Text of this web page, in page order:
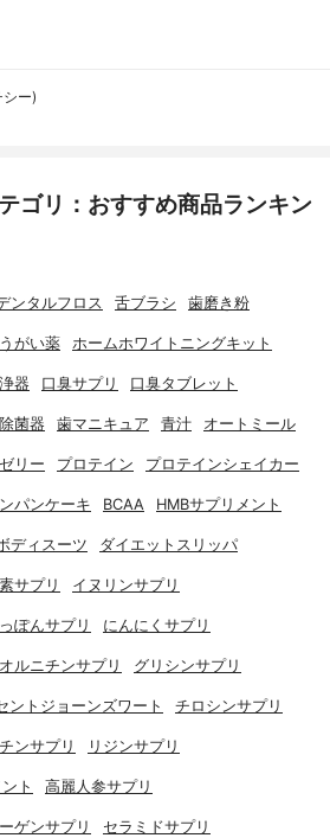
ー)
ゴリ：おすすめ商品ランキン
ンタルフロス 舌ブラシ 歯磨き粉
うがい薬 ホームホワイトニングキット
器 口臭サプリ 口臭タブレット
菌器 歯マニキュア 青汁 オートミール
リー プロテイン プロテインシェイカー
パンケーキ BCAA HMBサプリメント
ディスーツ ダイエットスリッパ
サプリ イヌリンサプリ
ぽんサプリ にんにくサプリ
オルニチンサプリ グリシンサプリ
ントジョーンズワート チロシンサプリ
ンサプリ リジンサプリ
ト 高麗人参サプリ
ゲンサプリ セラミドサプリ